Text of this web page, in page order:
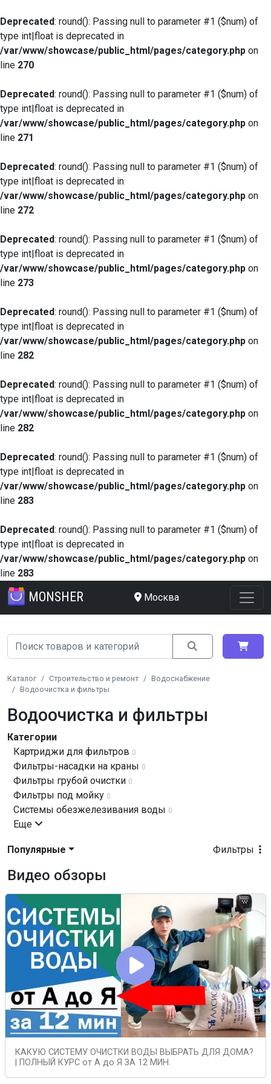
Deprecated: round(): Passing null to parameter #1 ($num) of
type int|float is deprecated in
/var/www/showcase/public_html/pages/category.php on
line 270
Deprecated: round(): Passing null to parameter #1 ($num) of
type int|float is deprecated in
/var/www/showcase/public_html/pages/category.php on
line 271
Deprecated: round(): Passing null to parameter #1 ($num) of
type int|float is deprecated in
/var/www/showcase/public_html/pages/category.php on
line 272
Deprecated: round(): Passing null to parameter #1 ($num) of
type int|float is deprecated in
/var/www/showcase/public_html/pages/category.php on
line 273
Deprecated: round(): Passing null to parameter #1 ($num) of
type int|float is deprecated in
/var/www/showcase/public_html/pages/category.php on
line 282
Deprecated: round(): Passing null to parameter #1 ($num) of
type int|float is deprecated in
/var/www/showcase/public_html/pages/category.php on
line 282
Deprecated: round(): Passing null to parameter #1 ($num) of
type int|float is deprecated in
/var/www/showcase/public_html/pages/category.php on
line 283
Deprecated: round(): Passing null to parameter #1 ($num) of
type int|float is deprecated in
/var/www/showcase/public_html/pages/category.php on
line 283
MONSHER Москва
Каталог Строительство и ремонт
Водоснабжение
Водоочистка и фильтры
Водоочистка и фильтры
Категории
Картриджи для фильтров 0
Фильтры-насадки на краны 0
Фильтры грубой очистки 0
Фильтры под мойку 0
Системы обезжелезивания воды 0
Еще
Фильтры
Популярные
Видео обзоры
КАКУЮ СИСТЕМУ ОЧИСТКИ ВОДЫ ВЫБРАТЬ ДЛЯ ДОМА?
| ПОЛНЫЙ КУРС от А до Я ЗА 12 МИН.